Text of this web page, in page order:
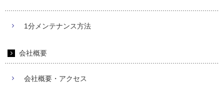
1分メンテナンス方法
会社概要
会社概要・アクセス